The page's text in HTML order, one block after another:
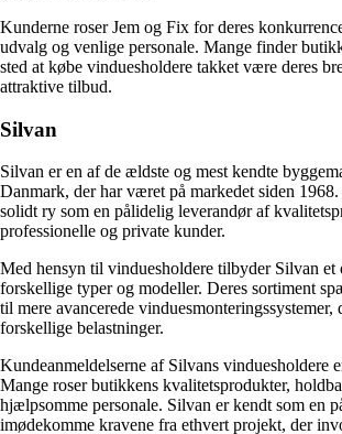
Kunderne roser Jem og Fix for deres
udvalg og venlige personale. Mange finder
sted at købe vinduesholdere takket være deres
attraktive tilbud.
Silvan
Silvan er en af de ældste og mest kendte
Danmark, der har været på markedet siden
solidt ry som en pålidelig leverandør af
professionelle og private kunder.
Med hensyn til vinduesholdere tilbyder Silvan et
forskellige typer og modeller. Deres sortiment
til mere avancerede vinduesmonteringssystemer,
forskellige belastninger.
Kundeanmeldelserne af Silvans vinduesholdere
Mange roser butikkens kvalitetsprodukter,
hjælpsomme personale. Silvan er kendt som en
imødekomme kravene fra ethvert projekt, der